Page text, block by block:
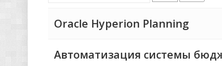
Oracle Hyperion Planning
Автоматизация системы